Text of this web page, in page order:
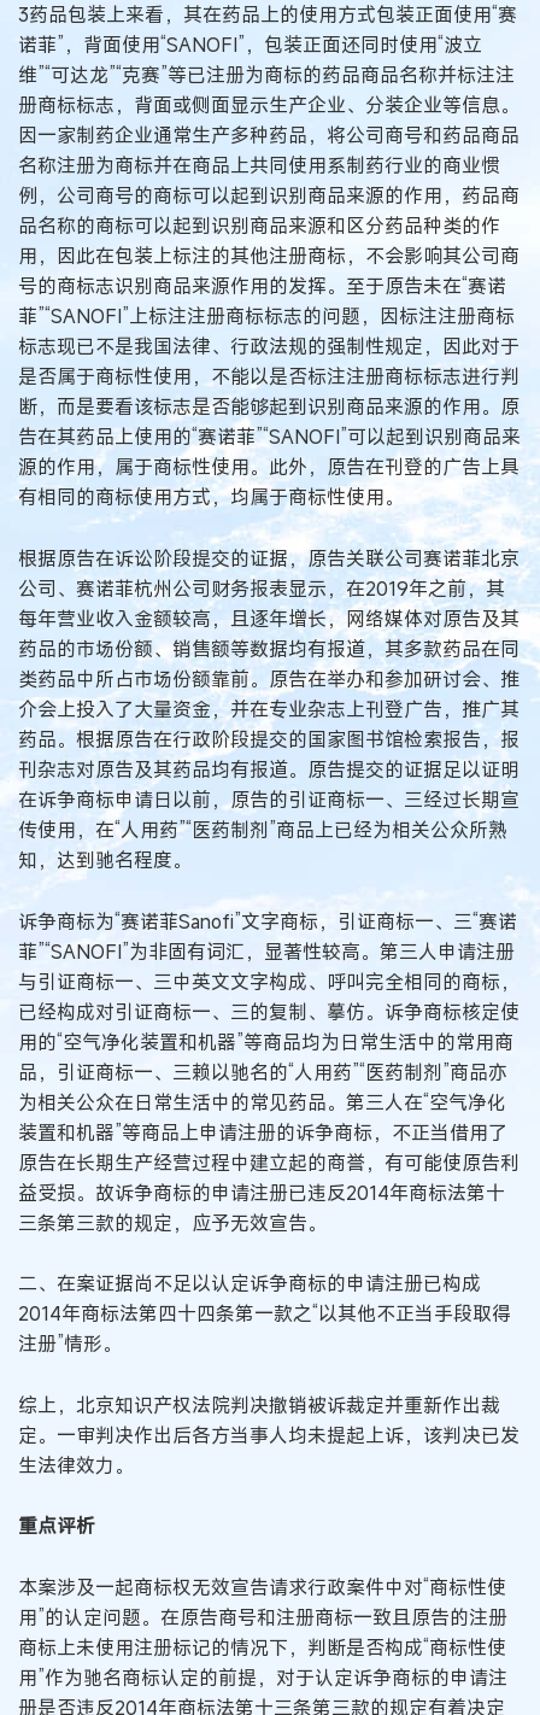
3药品包装上来看，其在药品上的使用方式包装正面使用“赛
诺菲”，背面使用“SANOFI”，包装正面还同时使用“波立
维”“可达龙”“克赛”等已注册为商标的药品商品名称并标注注
册商标标志，背面或侧面显示生产企业、分装企业等信息。
因一家制药企业通常生产多种药品，将公司商号和药品商品
名称注册为商标并在商品上共同使用系制药行业的商业惯
例，公司商号的商标可以起到识别商品来源的作用，药品商
品名称的商标可以起到识别商品来源和区分药品种类的作
用，因此在包装上标注的其他注册商标，不会影响其公司商
号的商标志识别商品来源作用的发挥。至于原告未在“赛诺
菲”“SANOFI”上标注注册商标标志的问题，因标注注册商标
标志现已不是我国法律、行政法规的强制性规定，因此对于
是否属于商标性使用，不能以是否标注注册商标标志进行判
断，而是要看该标志是否能够起到识别商品来源的作用。原
告在其药品上使用的“赛诺菲”“SANOFI”可以起到识别商品来
源的作用，属于商标性使用。此外，原告在刊登的广告上具
有相同的商标使用方式，均属于商标性使用。
根据原告在诉讼阶段提交的证据，原告关联公司赛诺菲北京
公司、赛诺菲杭州公司财务报表显示，在2019年之前，其
每年营业收入金额较高，且逐年增长，网络媒体对原告及其
药品的市场份额、销售额等数据均有报道，其多款药品在同
类药品中所占市场份额靠前。原告在举办和参加研讨会、推
介会上投入了大量资金，并在专业杂志上刊登广告，推广其
药品。根据原告在行政阶段提交的国家图书馆检索报告，报
刊杂志对原告及其药品均有报道。原告提交的证据足以证明
在诉争商标申请日以前，原告的引证商标一、三经过长期宣
传使用，在“人用药”“医药制剂”商品上已经为相关公众所熟
知，达到驰名程度。
诉争商标为“赛诺菲Sanofi”文字商标，引证商标一、三“赛诺
菲”“SANOFI”为非固有词汇，显著性较高。第三人申请注册
与引证商标一、三中英文文字构成、呼叫完全相同的商标，
已经构成对引证商标一、三的复制、摹仿。诉争商标核定使
用的“空气净化装置和机器”等商品均为日常生活中的常用商
品，引证商标一、三赖以驰名的“人用药”“医药制剂”商品亦
为相关公众在日常生活中的常见药品。第三人在“空气净化
装置和机器”等商品上申请注册的诉争商标，不正当借用了
原告在长期生产经营过程中建立起的商誉，有可能使原告利
益受损。故诉争商标的申请注册已违反2014年商标法第十
三条第三款的规定，应予无效宣告。
二、在案证据尚不足以认定诉争商标的申请注册已构成
2014年商标法第四十四条第一款之“以其他不正当手段取得
注册”情形。
综上，北京知识产权法院判决撤销被诉裁定并重新作出裁
定。一审判决作出后各方当事人均未提起上诉，该判决已发
生法律效力。
重点评析
本案涉及一起商标权无效宣告请求行政案件中对“商标性使
用”的认定问题。在原告商号和注册商标一致且原告的注册
商标上未使用注册标记的情况下，判断是否构成“商标性使
用”作为驰名商标认定的前提，对于认定诉争商标的申请注
册是否违反2014年商标法第十三条第三款的规定有着决定